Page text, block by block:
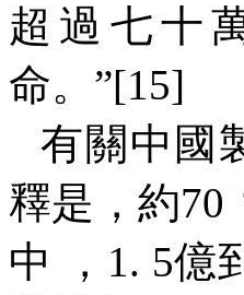
超過七十
命。”[15]
有關中國
釋是，約70
中 ， 1. 5億